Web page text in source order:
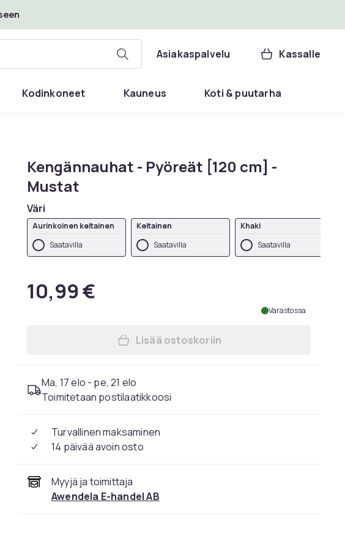
Asiakaspalvelu Kassalle
Kodinkoneet Kauneus Koti & puutarha
Kengännauhat - Pyöreät [120 cm] -
Mustat
Väri
Aurinkoinen keltainen
Saatavilla
Keltainen
Saatavilla
Khaki
Saatavilla
10,99 €
Varastossa
Lisää Kengännauhat - Pyöreät
Lisää ostoskoriin
Ma, 17 elo - pe, 21 elo
Toimitetaan postilaatikkoosi
Turvallinen maksaminen
14 päivää avoin osto
Myyjä ja toimittaja
Awendela E-handel AB